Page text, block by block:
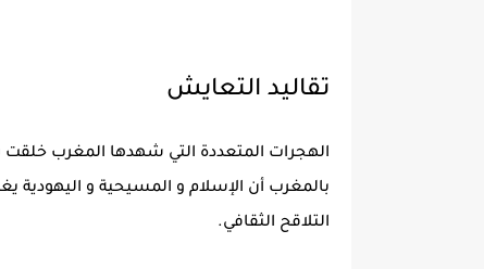
تقاليد التعايش
الهجرات المتعددة التي شهدها المغرب خلقت
بالمغرب أن الإسلام و المسيحية و اليهودية
التلاقح الثقافي.